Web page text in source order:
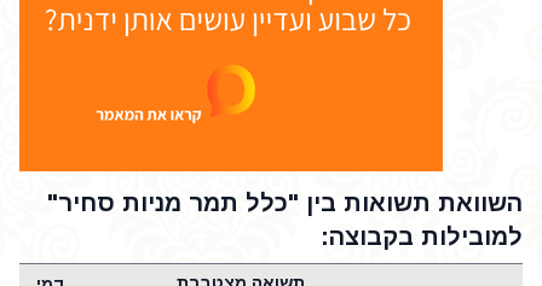
השוואת תשואות בין "כלל תמר מניות סחיר"
למובילות בקבוצה: